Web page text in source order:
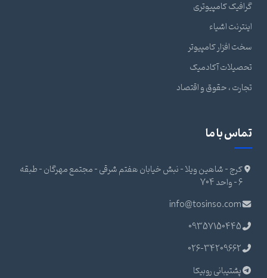
گرافیک کامپیوتری
اینترنت اشیاء
سخت افزار کامپیوتر
تحصیلات آکادمیک
تجارت ، حقوق و اقتصاد
تماس با ما
کرج - شاهین ویلا - نبش خیابان هفتم شرقی - مجتمع مهرگان - طبقه
6 - واحد 704
info@tosinso.com
09357150445
026-34209662
پشتیبانی روبیکا